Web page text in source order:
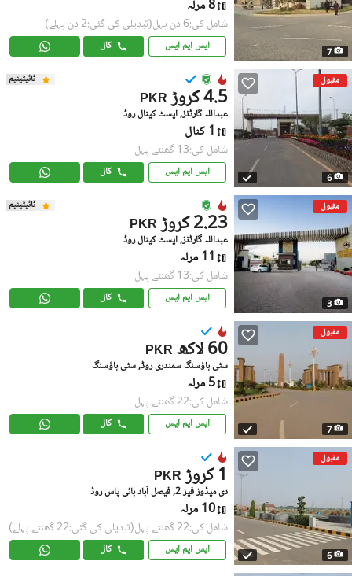
7
8 مرلہ
شامل کی:6 دن پہل (تبدیلی کی گئی:2 دن پہلے)
ایس ایم ایس کال
مقبول
6
ٹائیٹینیم
PKR 4.5 کروڑ
عبداللہ گارڈنز, ایسٹ کینال روڈ
1 کنال
شامل کی:13 گھنٹے پہل
ایس ایم ایس کال
مقبول
3
ٹائیٹینیم
PKR 2.23 کروڑ
عبداللہ گارڈنز, ایسٹ کینال روڈ
11 مرلہ
شامل کی:13 گھنٹے پہل
ایس ایم ایس کال
مقبول
7
PKR 60 لاکھ
سٹی ہاؤسنگ سمندری روڈ, سٹی ہاؤسنگ
5 مرلہ
شامل کی:22 گھنٹے پہل
ایس ایم ایس کال
مقبول
6
PKR 1 کروڑ
دی میڈوز فیز 2, فیصل آباد بائی پاس روڈ
10 مرلہ
شامل کی:22 گھنٹے پہل (تبدیلی کی گئی:22 گھنٹے پہلے)
ایس ایم ایس کال